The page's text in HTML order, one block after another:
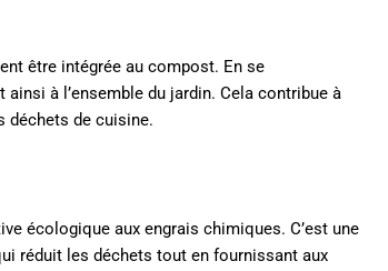
être intégrée au compost. En se
à l’ensemble du jardin. Cela contribue à
déchets de cuisine.
écologique aux engrais chimiques. C’est une
réduit les déchets tout en fournissant aux